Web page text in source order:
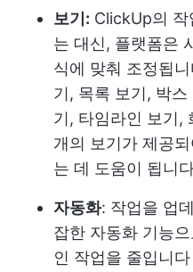
보기: ClickUp의 작
는 대신, 플랫폼은
식에 맞춰 조정됩
기, 목록 보기, 박
기, 타임라인 보기,
개의 보기가 제공
는 데 도움이 됩니
자동화: 작업을 업
잡한 자동화 기능
인 작업을 줄입니다